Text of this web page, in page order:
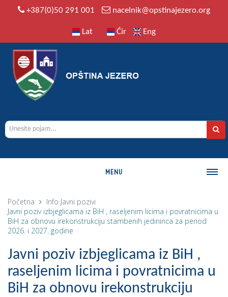
+387(0)50 291 001 nacelnik@opstinajezero.org
Lat Ćir Eng
MENU
O OPŠTINI
Istorija
Naseljena mjesta
Zanimljivosti
Početna Info Javni pozivi
Javni poziv izbjeglicama iz BiH , raseljenim licima i povratnicima u
BiH za obnovu irekonstrukciju stambenih jedininca za period
2026. i 2027. godine
Javni poziv izbjeglicama iz BiH ,
raseljenim licima i povratnicima u
BiH za obnovu irekonstrukciju